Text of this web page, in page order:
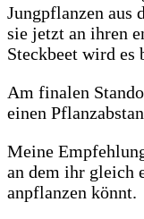
Jungpflanzen aus
sie jetzt an ihren
Steckbeet wird es
Am finalen
einen
Meine
an dem ihr gleich
anpflanzen könnt.